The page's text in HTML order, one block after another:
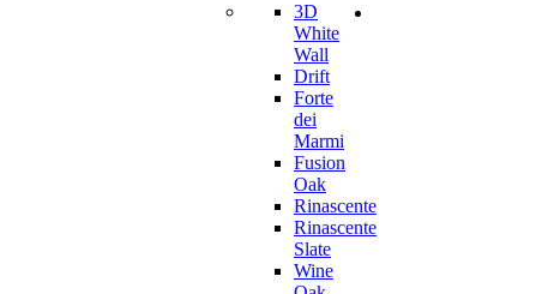
3D
White
Wall
Drift
Forte
dei
Marmi
Fusion
Oak
Rinascente
Rinascente
Slate
Wine